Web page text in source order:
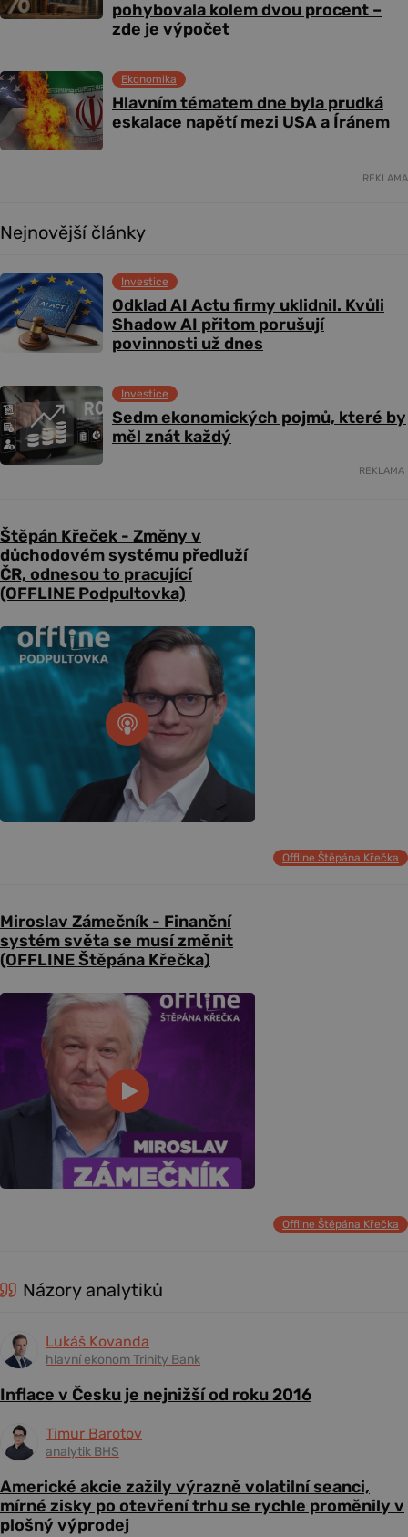
pohybovala kolem dvou procent –
zde je výpočet
Hlavním tématem dne byla prudká
eskalace napětí mezi USA a Íránem
Ekonomika
REKLAMA
Nejnovější články
Odklad AI Actu firmy uklidnil. Kvůli
Shadow AI přitom porušují
povinnosti už dnes
Investice
Sedm ekonomických pojmů, které by
měl znát každý
Investice
REKLAMA
Štěpán Křeček - Změny v
důchodovém systému předluží
ČR, odnesou to pracující
(OFFLINE Podpultovka)
Offline Štěpána Křečka
Miroslav Zámečník - Finanční
systém světa se musí změnit
(OFFLINE Štěpána Křečka)
Offline Štěpána Křečka
Názory analytiků
Lukáš Kovanda
hlavní ekonom Trinity Bank
Inflace v Česku je nejnižší od roku 2016
Timur Barotov
analytik BHS
Americké akcie zažily výrazně volatilní seanci,
mírné zisky po otevření trhu se rychle proměnily v
plošný výprodej